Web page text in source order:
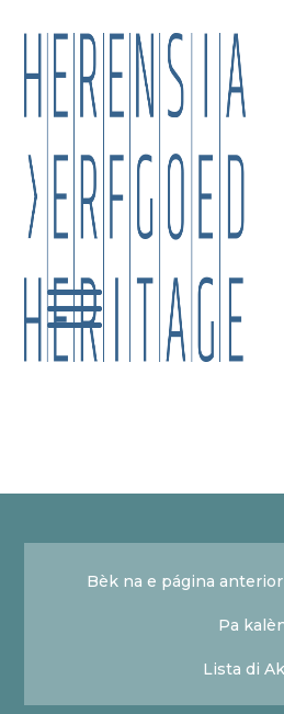
Bèk na e página anterior
Pa
Lista di